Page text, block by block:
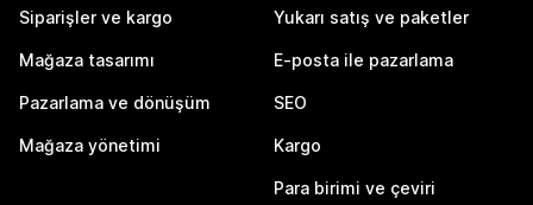
Siparişler ve kargo
Mağaza tasarımı
Pazarlama ve dönüşüm
Mağaza yönetimi
Yukarı satış ve paketler
E-posta ile pazarlama
SEO
Kargo
Para birimi ve çeviri